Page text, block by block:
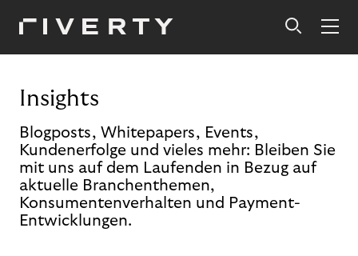
Insights
Blogposts, Whitepapers, Events,
Kundenerfolge und vieles mehr: Bleiben Sie
mit uns auf dem Laufenden in Bezug auf
aktuelle Branchenthemen,
Konsumentenverhalten und Payment-
Entwicklungen.